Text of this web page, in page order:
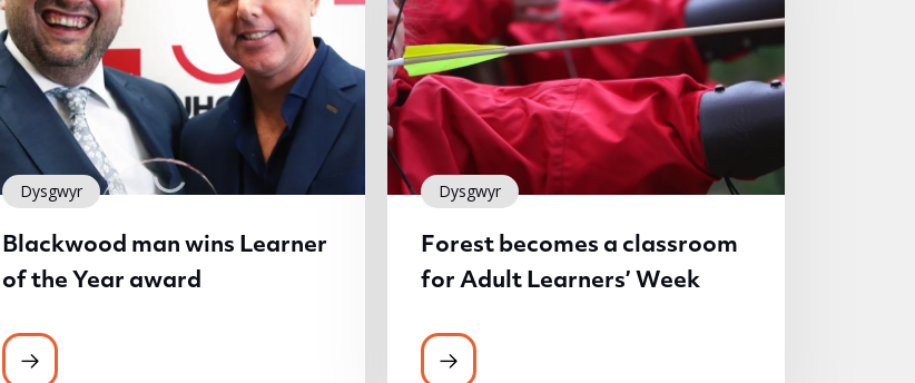
Dysgwyr
Blackwood man wins Learner
of the Year award
Dysgwyr
Forest becomes a classroom
for Adult Learners’ Week